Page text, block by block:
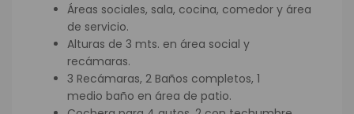
Áreas sociales, sala, cocina, comedor y área
de servicio.
Alturas de 3 mts. en área social y
recámaras.
3 Recámaras, 2 Baños completos, 1
medio baño en área de patio.